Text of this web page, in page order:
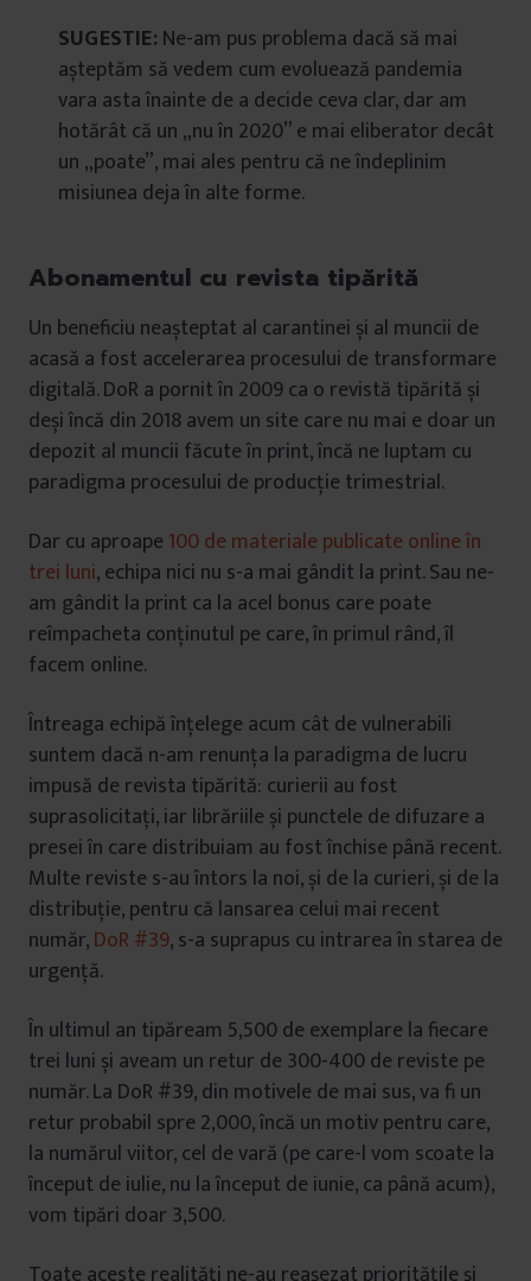
SUGESTIE: Ne-am pus problema dacă să mai
așteptăm să vedem cum evoluează pandemia
vara asta înainte de a decide ceva clar, dar am
hotărât că un „nu în 2020” e mai eliberator decât
un „poate”, mai ales pentru că ne îndeplinim
misiunea deja în alte forme.
Abonamentul cu revista tipărită
Un beneficiu neașteptat al carantinei și al muncii de
acasă a fost accelerarea procesului de transformare
digitală. DoR a pornit în 2009 ca o revistă tipărită și
deși încă din 2018 avem un site care nu mai e doar un
depozit al muncii făcute în print, încă ne luptam cu
paradigma procesului de producție trimestrial.
Dar cu aproape 100 de materiale publicate online în
trei luni, echipa nici nu s-a mai gândit la print. Sau ne-
am gândit la print ca la acel bonus care poate
reîmpacheta conținutul pe care, în primul rând, îl
facem online.
Întreaga echipă înțelege acum cât de vulnerabili
suntem dacă n-am renunța la paradigma de lucru
impusă de revista tipărită: curierii au fost
suprasolicitați, iar librăriile și punctele de difuzare a
presei în care distribuiam au fost închise până recent.
Multe reviste s-au întors la noi, și de la curieri, și de la
distribuție, pentru că lansarea celui mai recent
număr,DoR #39, s-a suprapus cu intrarea în starea de
urgență.
În ultimul an tipăream 5,500 de exemplare la fiecare
trei luni și aveam un retur de 300-400 de reviste pe
număr. La DoR #39, din motivele de mai sus, va fi un
retur probabil spre 2,000, încă un motiv pentru care,
la numărul viitor, cel de vară (pe care-l vom scoate la
început de iulie, nu la început de iunie, ca până acum),
vom tipări doar 3,500.